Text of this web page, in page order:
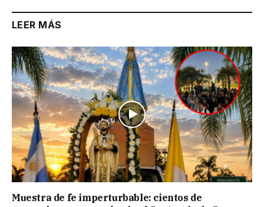
LEER MÁS
Muestra de fe imperturbable: cientos de